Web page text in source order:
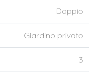
Doppio
Giardino privato
3